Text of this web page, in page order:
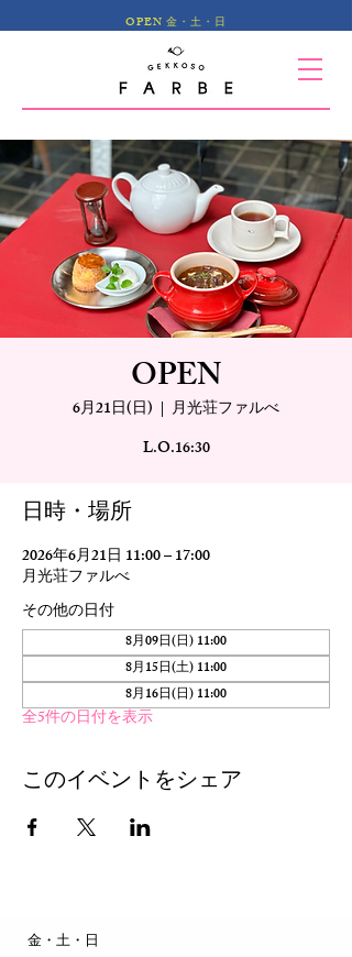
OPEN 金・土・日
OPEN
6月21日(日)
  |
月光荘ファルべ
L.O.16:30
日時・場所
2026年6月21日 11:00 – 17:00
月光荘ファルべ
その他の日付
8月09日(日) 11:00
8月15日(土) 11:00
8月16日(日) 11:00
全5件の日付を表示
このイベントをシェア
​金・土・日